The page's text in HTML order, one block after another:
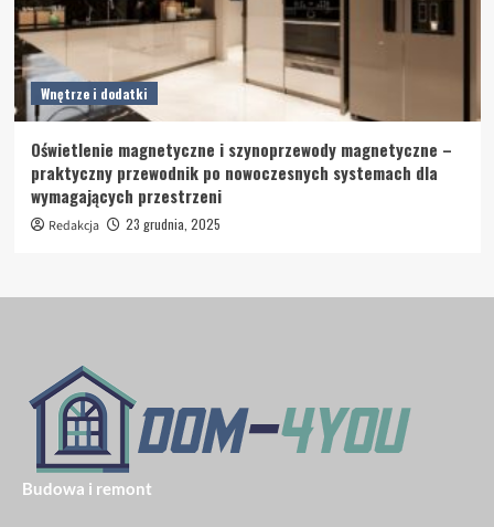
Wnętrze i dodatki
Oświetlenie magnetyczne i szynoprzewody magnetyczne –
praktyczny przewodnik po nowoczesnych systemach dla
wymagających przestrzeni
Redakcja 23 grudnia, 2025
Budowa i remont